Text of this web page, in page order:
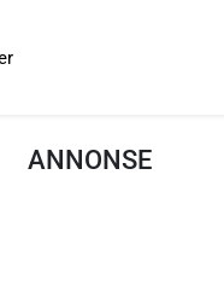
ANNONSE